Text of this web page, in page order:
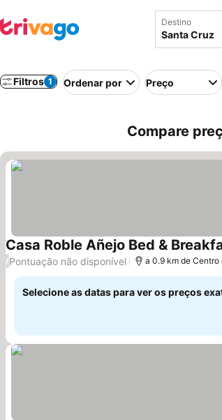
Destino
Filtros 1 Ordenar por Preço
Compare
Casa Roble Añejo Bed &
/Pontuação não disponível a 0.9 km de Centro
Selecione as datas para ver os preços